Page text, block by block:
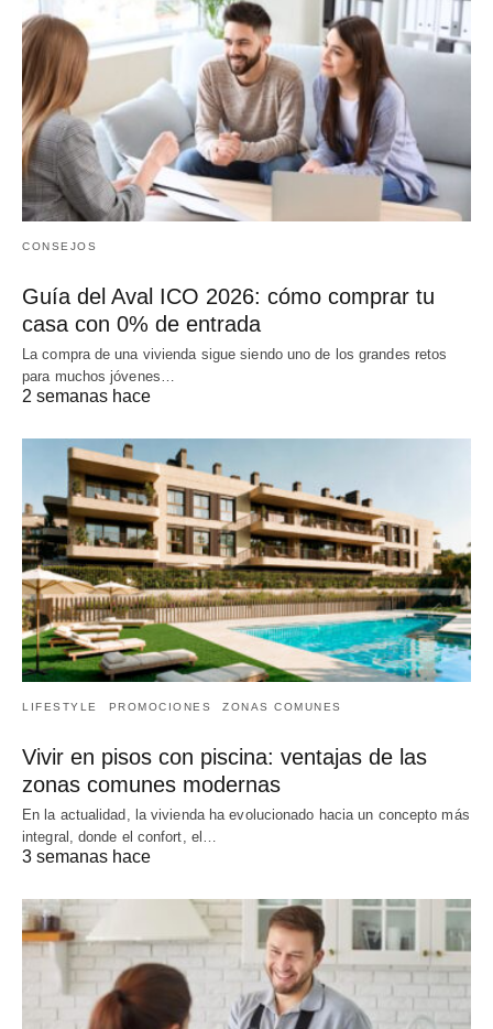
CONSEJOS
Guía del Aval ICO 2026: cómo comprar tu
casa con 0% de entrada
La compra de una vivienda sigue siendo uno de los grandes retos
para muchos jóvenes…
2 semanas hace
LIFESTYLE PROMOCIONES ZONAS COMUNES
Vivir en pisos con piscina: ventajas de las
zonas comunes modernas
En la actualidad, la vivienda ha evolucionado hacia un concepto más
integral, donde el confort, el…
3 semanas hace